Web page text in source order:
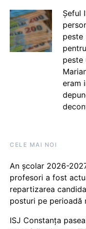
Șeful
peste
peste
eram
CELE MAI NOI
An școlar 2026-
profesori a fost
repartizarea
posturi pe perioadă
ISJ Constanța